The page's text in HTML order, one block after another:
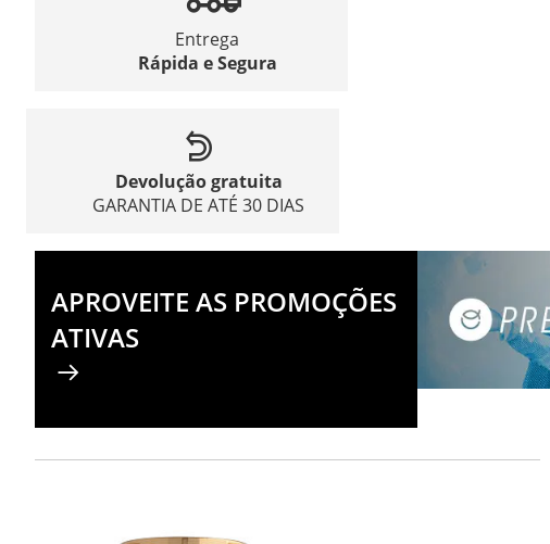
Entrega
Rápida e Segura
Devolução gratuita
GARANTIA DE ATÉ 30 DIAS
APROVEITE AS PROMOÇÕES
ATIVAS